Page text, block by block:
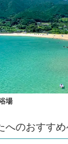
場
へのおすす